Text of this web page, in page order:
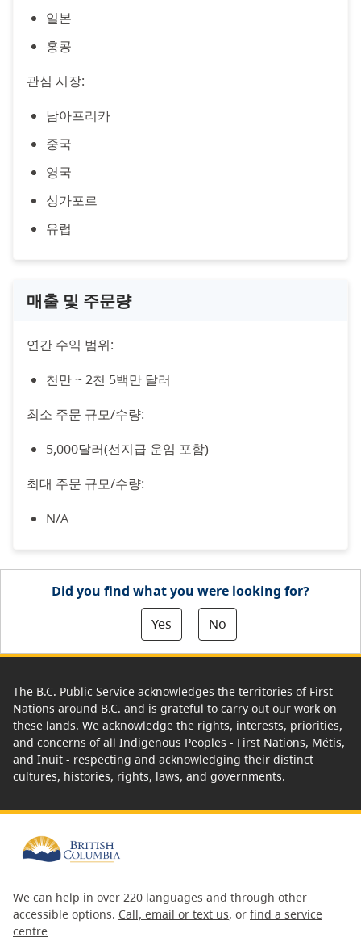
일본
홍콩
관심 시장:
남아프리카
중국
영국
싱가포르
유럽
매출 및 주문량
연간 수익 범위:
천만 ~ 2천 5백만 달러
최소 주문 규모/수량:
5,000달러(선지급 운임 포함)
최대 주문 규모/수량:
N/A
Did you find what you were looking for?
Yes
No
The B.C. Public Service acknowledges the territories of First
Nations around B.C. and is grateful to carry out our work on
these lands. We acknowledge the rights, interests, priorities,
and concerns of all Indigenous Peoples - First Nations, Métis,
and Inuit - respecting and acknowledging their distinct
cultures, histories, rights, laws, and governments.
We can help in over 220 languages and through other
accessible options. Call, email or text us, or find a service
centre